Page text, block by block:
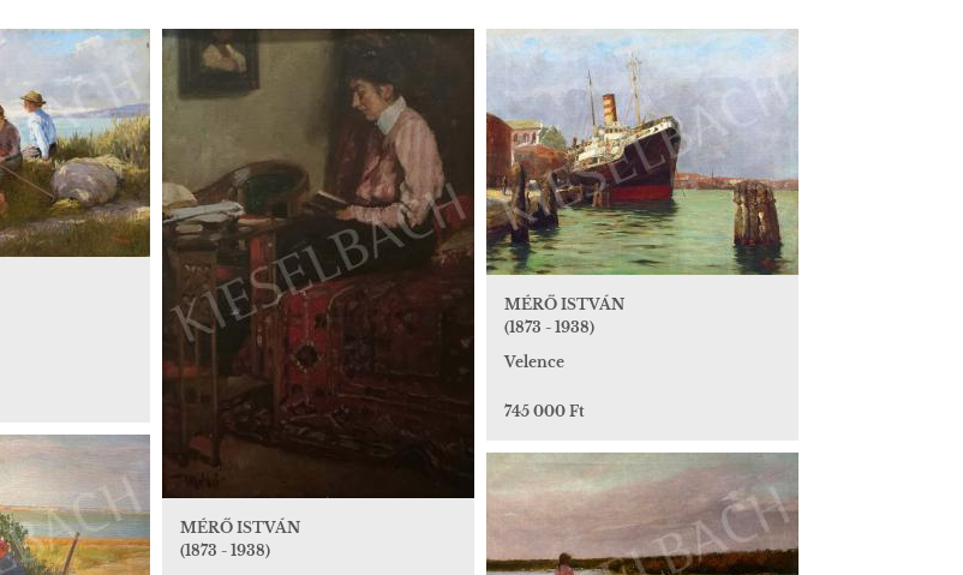
MÉRŐ ISTVÁN
(1873 - 1938)
MÉRŐ ISTVÁN
(1873 - 1938)
Velence
745 000 Ft